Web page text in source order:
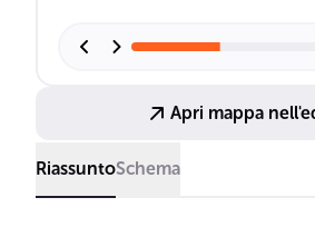
aziendali.
Apri mappa
RiassuntoSchema